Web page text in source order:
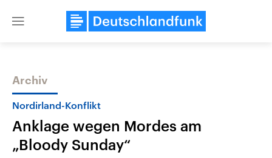
Close
Themen
Archiv
Nordirland-Konflikt
Anklage wegen Mordes am
„Bloody Sunday“